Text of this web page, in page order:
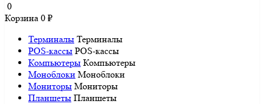
0
Корзина 0 ₽
Терминалы Терминалы
POS-кассы POS-кассы
Компьютеры Компьютеры
Моноблоки Моноблоки
Мониторы Мониторы
Планшеты Планшеты